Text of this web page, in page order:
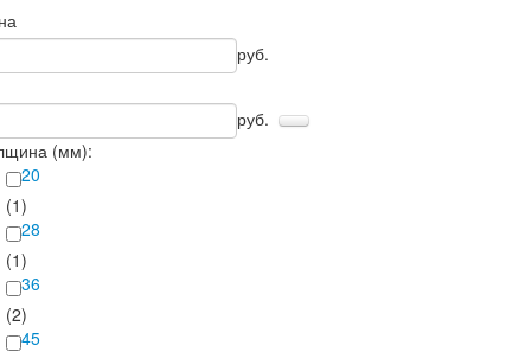
руб.
руб.
(мм):
20
(1)
28
(1)
36
(2)
45